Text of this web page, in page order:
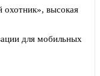
охотник», высокая
для мобильных